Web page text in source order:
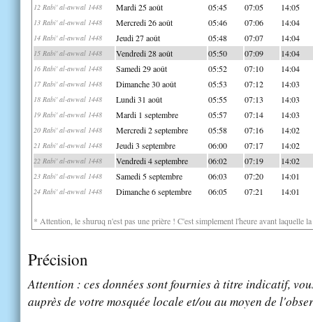
12 Rabi' al-awwal 1448 Mardi 25 août 05:45 07:05 14:05
13 Rabi' al-awwal 1448 Mercredi 26 août 05:46 07:06 14:04
14 Rabi' al-awwal 1448 Jeudi 27 août 05:48 07:07 14:04
15 Rabi' al-awwal 1448 Vendredi 28 août 05:50 07:09 14:04
16 Rabi' al-awwal 1448 Samedi 29 août 05:52 07:10 14:04
17 Rabi' al-awwal 1448 Dimanche 30 août 05:53 07:12 14:03
18 Rabi' al-awwal 1448 Lundi 31 août 05:55 07:13 14:03
19 Rabi' al-awwal 1448 Mardi 1 septembre 05:57 07:14 14:03
20 Rabi' al-awwal 1448 Mercredi 2 septembre 05:58 07:16 14:02
21 Rabi' al-awwal 1448 Jeudi 3 septembre 06:00 07:17 14:02
22 Rabi' al-awwal 1448 Vendredi 4 septembre 06:02 07:19 14:02
23 Rabi' al-awwal 1448 Samedi 5 septembre 06:03 07:20 14:01
24 Rabi' al-awwal 1448 Dimanche 6 septembre 06:05 07:21 14:01
* Attention, le shuruq n'est pas une prière ! C'est simplement l'heure avant laquelle
Précision
Attention : ces données sont fournies à titre indicatif,
auprès de votre mosquée locale et/ou au moyen de